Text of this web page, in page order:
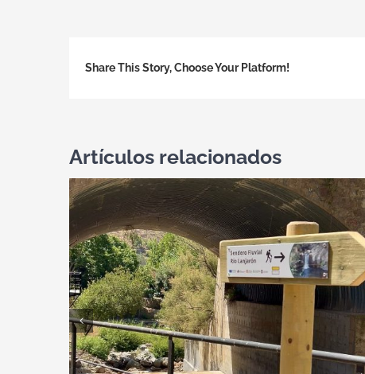
Share This Story, Choose Your Platform!
Artículos relacionados